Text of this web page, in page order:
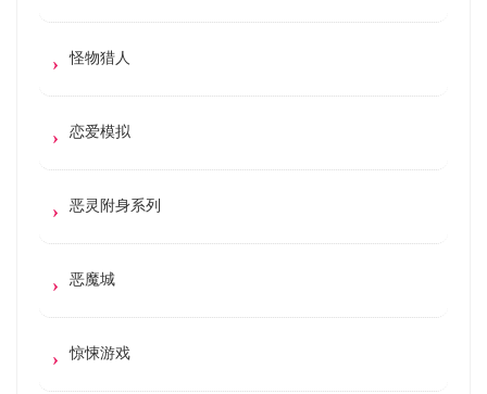
怪物猎人
恋爱模拟
恶灵附身系列
恶魔城
惊悚游戏